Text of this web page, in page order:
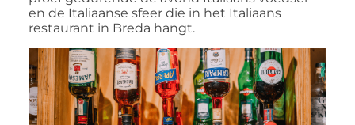
en de Italiaanse sfeer die in het Italiaans
restaurant in Breda hangt.